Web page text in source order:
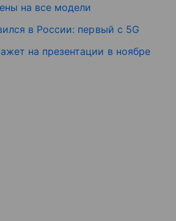
на все модели
в России: первый с 5G
на презентации в ноябре